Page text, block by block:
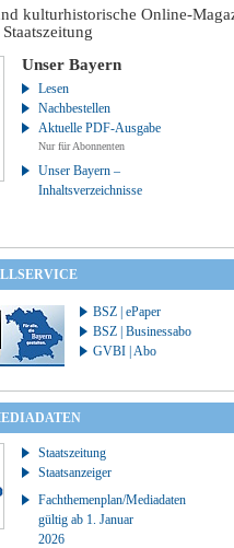
kulturhistorische Online-
Unser Bayern
Lesen
Nachbestellen
Aktuelle PDF-Ausgabe
Nur für Abonnenten
Unser Bayern –
Inhaltsverzeichnisse
BSZ | ePaper
BSZ | Businessabo
GVBI | Abo
Staatszeitung
Staatsanzeiger
Fachthemenplan/Mediadaten
gültig ab 1. Januar
2026